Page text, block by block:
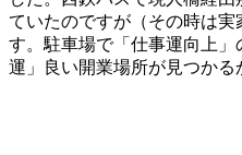
ていたのですが（その時は
す。駐車場で「仕事運向上
運」良い開業場所が見つかる